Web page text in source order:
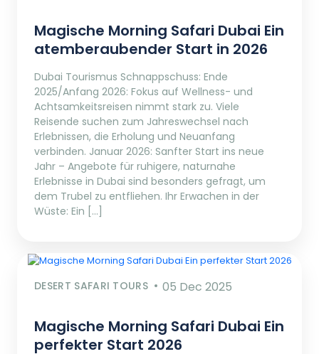
Magische Morning Safari Dubai Ein
atemberaubender Start in 2026
Dubai Tourismus Schnappschuss: Ende
2025/Anfang 2026: Fokus auf Wellness- und
Achtsamkeitsreisen nimmt stark zu. Viele
Reisende suchen zum Jahreswechsel nach
Erlebnissen, die Erholung und Neuanfang
verbinden. Januar 2026: Sanfter Start ins neue
Jahr – Angebote für ruhigere, naturnahe
Erlebnisse in Dubai sind besonders gefragt, um
dem Trubel zu entfliehen. Ihr Erwachen in der
Wüste: Ein […]
DESERT SAFARI TOURS 05 Dec 2025
Magische Morning Safari Dubai Ein
perfekter Start 2026